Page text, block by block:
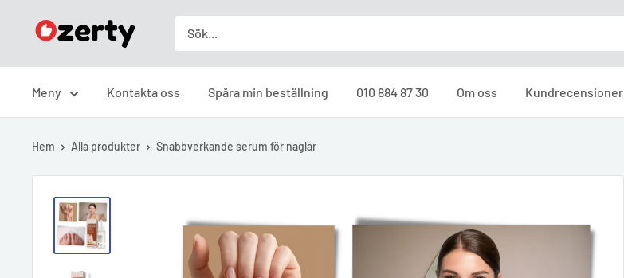
Ozerty
Meny Kontakta oss Spåra min beställning 010 884 87 30 Om oss Kundrecensioner
Hem Alla produkter Snabbverkande serum för naglar